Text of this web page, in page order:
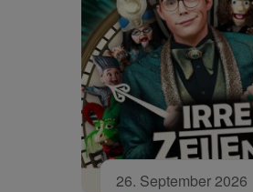
26. September 2026